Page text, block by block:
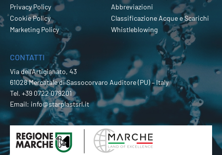
Privacy Policy
Cookie Policy
Marketing Policy
Abbreviazioni
Classificazione Acque e Scarichi
Whistleblowing
CONTATTI
Via dell’Artigianato, 43
61028 Mercatale di Sassocorvaro Auditore (PU) – Italy
Tel. +39 0722 079201
Email: info@starplastsrl.it